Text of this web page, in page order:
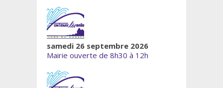
samedi 26 septembre 2026
Mairie ouverte de 8h30 à 12h